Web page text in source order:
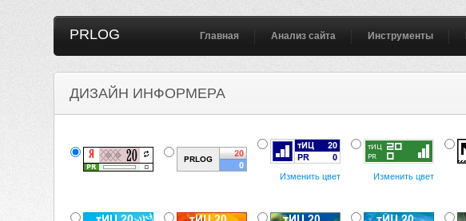
PRLOG Главная Анализ сайта Инструменты
ДИЗАЙН ИНФОРМЕРА
Изменить цвет Изменить цвет